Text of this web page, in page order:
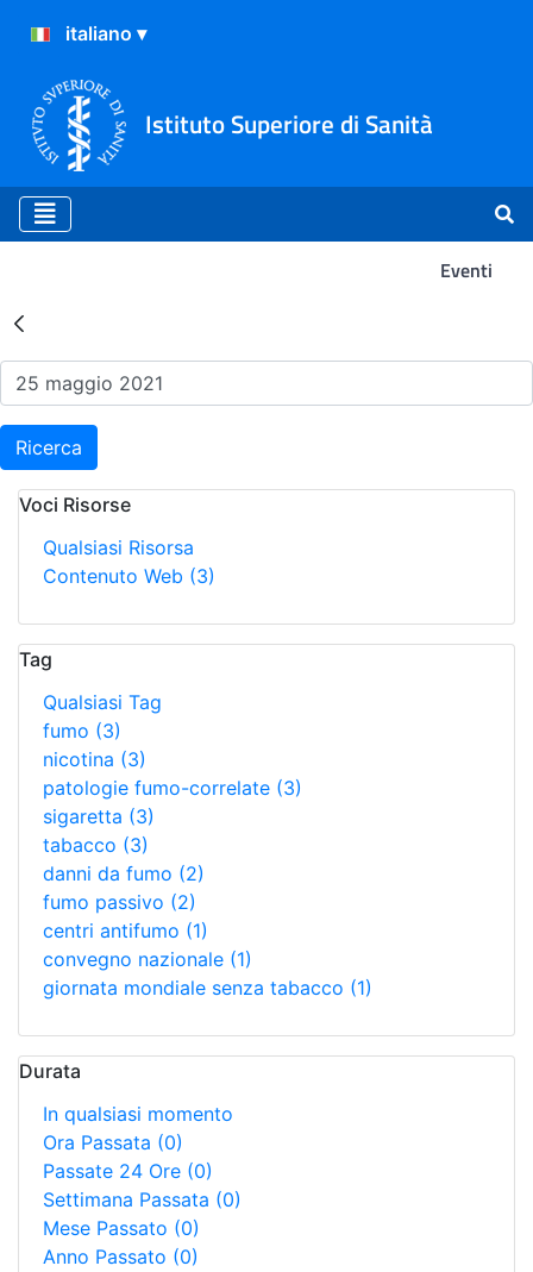
Istituto Superiore di Sanità
Eventi
Risultati della Ricerca -
Ricerca
Voci Risorse
Qualsiasi Risorsa
Contenuto Web (3)
Tag
Qualsiasi Tag
fumo (3)
nicotina (3)
patologie fumo-correlate (3)
sigaretta (3)
tabacco (3)
danni da fumo (2)
fumo passivo (2)
centri antifumo (1)
convegno nazionale (1)
giornata mondiale senza tabacco (1)
Durata
In qualsiasi momento
Ora Passata (0)
Passate 24 Ore (0)
Settimana Passata (0)
Mese Passato (0)
Anno Passato (0)